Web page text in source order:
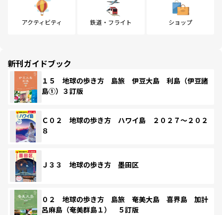
アクティビティ 鉄道・フライト ショップ
新刊ガイドブック
１５ 地球の歩き方 島旅 伊豆大島 利島（伊豆諸
島①）３訂版
Ｃ０２ 地球の歩き方 ハワイ島 ２０２７～２０２
８
Ｊ３３ 地球の歩き方 墨田区
０２ 地球の歩き方 島旅 奄美大島 喜界島 加計
呂麻島（奄美群島１） ５訂版